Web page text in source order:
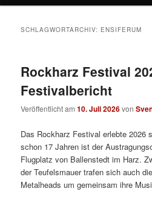
SCHLAGWORTARCHIV: ENSIFERUM
Rockharz Festival
Festivalbericht
Veröffentlicht am10. Juli 2026von
Das Rockharz Festival erlebte 2026
schon 17 Jahren ist der
Flugplatz von Ballenstedt im Harz.
der Teufelsmauer trafen sich auch
Metalheads um gemeinsam ihre